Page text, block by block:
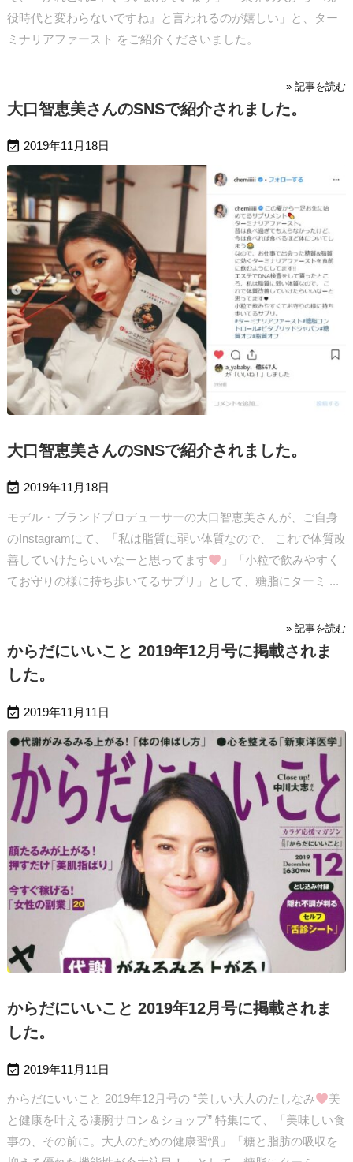
役時代と変わらないですね』と言われるのが嬉しい」と、ター
ミナリアファースト をご紹介くださいました。
» 記事を読む
大口智恵美さんのSNSで紹介されました。
 2019年11月18日
大口智恵美さんのSNSで紹介されました。
 2019年11月18日
モデル・ブランドプロデューサーの大口智恵美さんが、ご自身
のInstagramにて、「私は脂質に弱い体質なので、 これで体質改
善していけたらいいなーと思ってます
」「小粒で飲みやすく
てお守りの様に持ち歩いてるサプリ」として、糖脂にターミ ...
» 記事を読む
からだにいいこと 2019年12月号に掲載されま
した。
 2019年11月11日
からだにいいこと 2019年12月号に掲載されま
した。
 2019年11月11日
からだにいいこと 2019年12月号の “美しい大人のたしなみ
美
と健康を叶える凄腕サロン＆ショップ” 特集にて、「美味しい食
事の、その前に。大人のための健康習慣」「糖と脂肪の吸収を